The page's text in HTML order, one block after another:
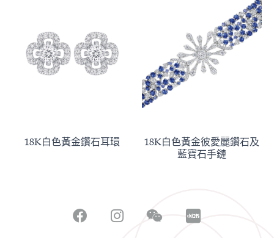
18K白色黃金鑽石耳環
18K白色黃金彼愛麗鑽石及
藍寶石手鏈